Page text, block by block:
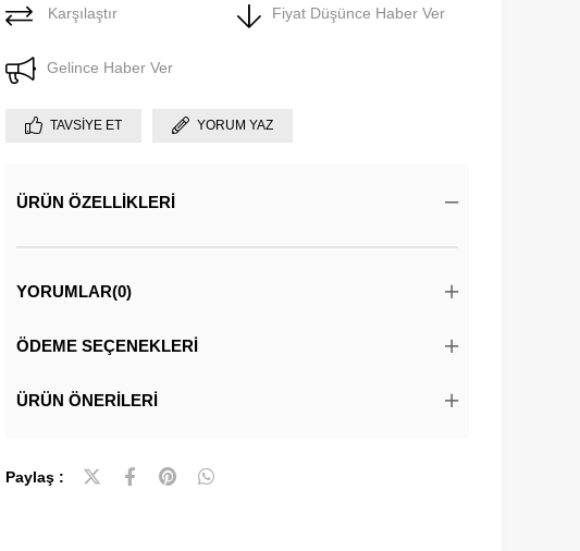
Karşılaştır Fiyat Düşünce Haber Ver
Gelince Haber Ver
TAVSIYE ET YORUM YAZ
ÜRÜN ÖZELLIKLERI
YORUMLAR(0)
ÖDEME SEÇENEKLERI
ÜRÜN ÖNERILERI
Paylaş :